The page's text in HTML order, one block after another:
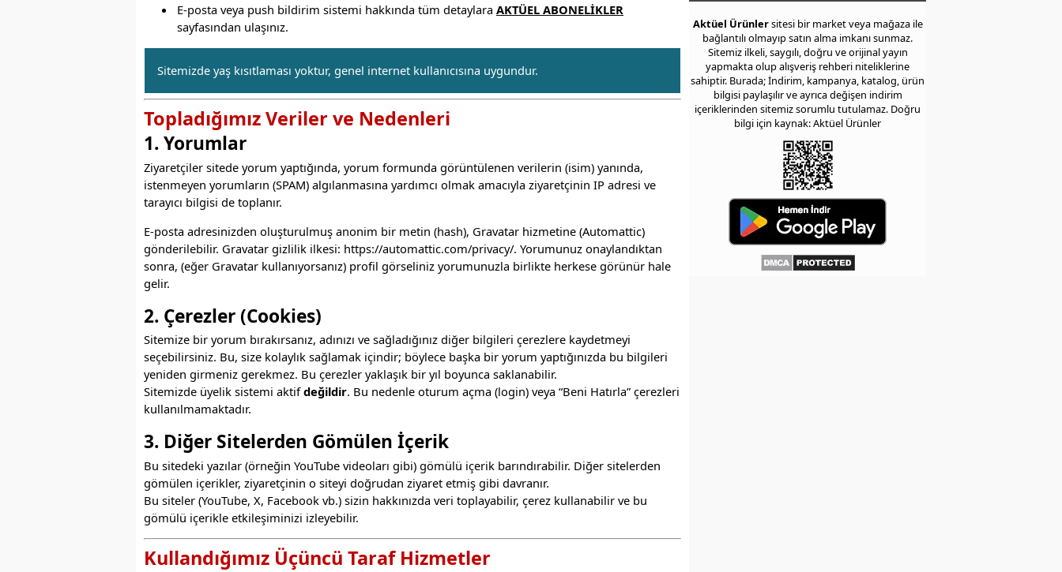
E-posta veya push bildirim sistemi hakkında tüm detaylara AKTÜEL ABONELİKLER
sayfasından ulaşınız.
Sitemizde yaş kısıtlaması yoktur, genel internet kullanıcısına uygundur.
Topladığımız Veriler ve Nedenleri
1. Yorumlar
Ziyaretçiler sitede yorum yaptığında, yorum formunda görüntülenen verilerin (isim) yanında,
istenmeyen yorumların (SPAM) algılanmasına yardımcı olmak amacıyla ziyaretçinin IP adresi ve
tarayıcı bilgisi de toplanır.
E-posta adresinizden oluşturulmuş anonim bir metin (hash), Gravatar hizmetine (Automattic)
gönderilebilir. Gravatar gizlilik ilkesi: https://automattic.com/privacy/. Yorumunuz onaylandıktan
sonra, (eğer Gravatar kullanıyorsanız) profil görseliniz yorumunuzla birlikte herkese görünür hale
gelir.
2. Çerezler (Cookies)
Sitemize bir yorum bırakırsanız, adınızı ve sağladığınız diğer bilgileri çerezlere kaydetmeyi
seçebilirsiniz. Bu, size kolaylık sağlamak içindir; böylece başka bir yorum yaptığınızda bu bilgileri
yeniden girmeniz gerekmez. Bu çerezler yaklaşık bir yıl boyunca saklanabilir.
Sitemizde üyelik sistemi aktifdeğildir. Bu nedenle oturum açma (login) veya “Beni Hatırla” çerezleri
kullanılmamaktadır.
3. Diğer Sitelerden Gömülen İçerik
Bu sitedeki yazılar (örneğin YouTube videoları gibi) gömülü içerik barındırabilir. Diğer sitelerden
gömülen içerikler, ziyaretçinin o siteyi doğrudan ziyaret etmiş gibi davranır.
Bu siteler (YouTube, X, Facebook vb.) sizin hakkınızda veri toplayabilir, çerez kullanabilir ve bu
gömülü içerikle etkileşiminizi izleyebilir.
Kullandığımız Üçüncü Taraf Hizmetler
Aktüel Ürünlersitesi bir market veya mağaza ile
bağlantılı olmayıp satın alma imkanı sunmaz.
Sitemiz ilkeli, saygılı, doğru ve orijinal yayın
yapmakta olup alışveriş rehberi niteliklerine
sahiptir. Burada; İndirim, kampanya, katalog, ürün
bilgisi paylaşılır ve ayrıca değişen indirim
içeriklerinden sitemiz sorumlu tutulamaz. Doğru
bilgi için kaynak: Aktüel Ürünler